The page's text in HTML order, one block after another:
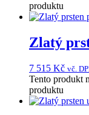
produktu
Zlatý
7 515 Kč vč.
Tento produkt
produktu